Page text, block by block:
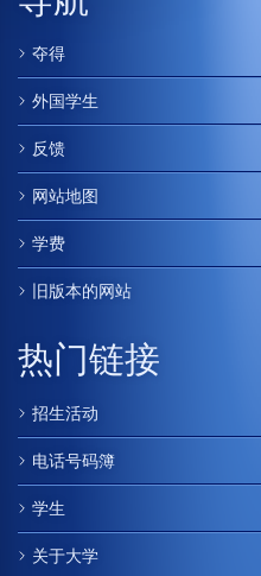
夺得
外国学生
反馈
网站地图
学费
旧版本的网站
热门链接
招生活动
电话号码簿
学生
关于大学